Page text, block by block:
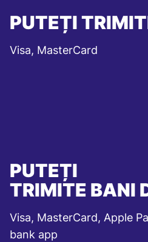
PUTEȚI
Visa, MasterCard
PUTEȚI
TRIMITE BANI
Visa, MasterCard, Apple
bank app